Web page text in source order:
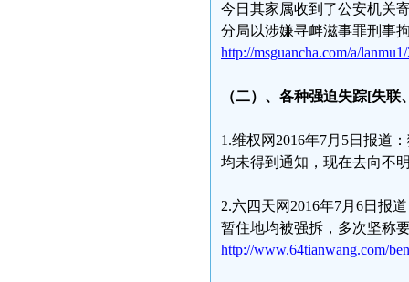
今日其家属收到了公安机关
分局以涉嫌寻衅滋事罪刑事
http://msguancha.com/a/
（二）、各种强迫失踪[失联
1.维权网2016年7月5日报道
均未得到通知，现在去向不
2.六四天网2016年7月6日报
暂住地均被强拆，多次坚称
http://www.64tianwang.com/